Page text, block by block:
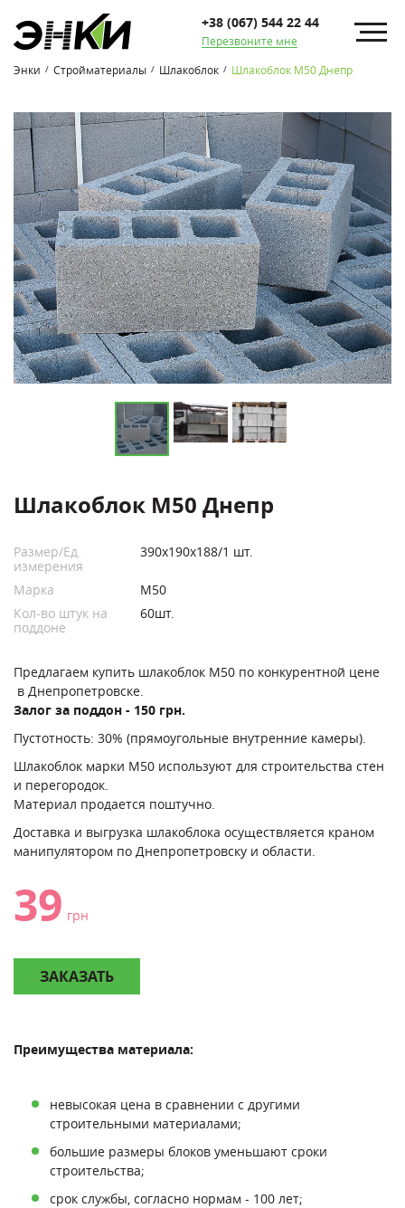
+38 (067) 544 22 44
Перезвоните мне
Энки / Стройматериалы / Шлакоблок / Шлакоблок М50 Днепр
Шлакоблок М50 Днепр
Размер/Ед.
измерения
390х190х188/1 шт.
Марка
М50
Кол-во штук на
поддоне
60шт.
Предлагаем купить шлакоблок М50 по конкурентной цене
в Днепропетровске.
Залог за поддон - 150 грн.
Пустотность: 30% (прямоугольные внутренние камеры).
Шлакоблок марки М50 используют для строительства стен
и перегородок.
Материал продается поштучно.
Доставка и выгрузка шлакоблока осуществляется краном
манипулятором по Днепропетровску и области.
39 грн
ЗАКАЗАТЬ
Преимущества материала:
невысокая цена в сравнении с другими
строительными материалами;
большие размеры блоков уменьшают сроки
строительства;
срок службы, согласно нормам - 100 лет;